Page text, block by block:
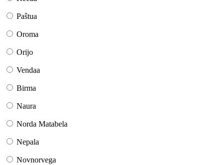
Paŝtua
Oroma
Orijo
Vendaa
Birma
Naura
Norda Matabela
Nepala
Novnorvega